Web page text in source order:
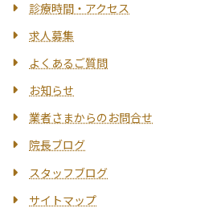
診療時間・アクセス
求人募集
よくあるご質問
お知らせ
業者さまからのお問合せ
院長ブログ
スタッフブログ
サイトマップ